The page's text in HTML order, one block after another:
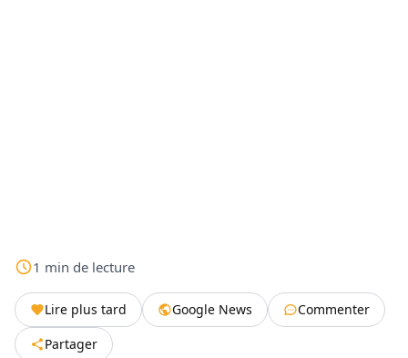
1 min de lecture
Lire plus tard Google News
Commenter
Partager